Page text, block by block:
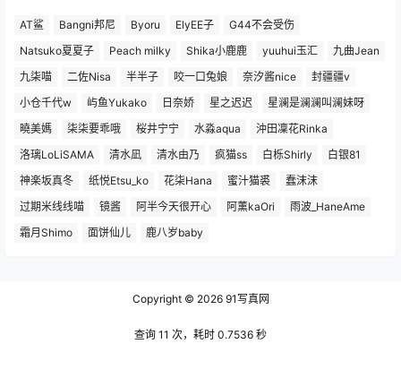
AT鲨 Bangni邦尼 Byoru ElyEE子
G44不会受伤
Natsuko夏夏子
Peach milky Shika小鹿鹿 yuuhui玉汇
九曲Jean
九柒喵
二佐Nisa 半半子 咬一口兔娘 奈汐酱nice
封疆疆v
小仓千代w
屿鱼Yukako 日奈娇 星之迟迟
星澜是澜澜叫澜妹呀
曉美媽
柒柒要乖哦 桜井宁宁 水淼aqua
沖田凜花Rinka
洛璃LoLiSAMA
清水凪 清水由乃 疯猫ss 白栎Shirly
白银81
神楽坂真冬
纸悦Etsu_ko 花柒Hana 蜜汁猫裘
蠢沫沫
过期米线线喵
镜酱 阿半今天很开心 阿薰kaOri
雨波_HaneAme
霜月Shimo
面饼仙儿 鹿八岁baby
Copyright © 202691写真网
查询 11 次，耗时 0.7536 秒